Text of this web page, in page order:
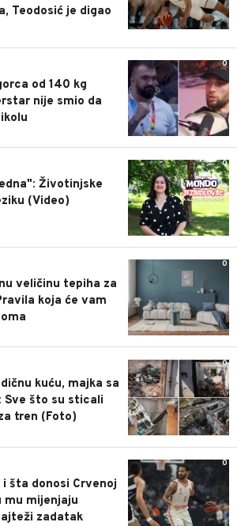
Teodosić je digao
0
od 140 kg
nije smio da
0
Životinjske
(Video)
0
veličinu tepiha za
koja će vam
0
kuću, majka sa
Sve što su sticali
tren (Foto)
0
i šta donosi Crvenoj
mu mijenjaju
zadatak